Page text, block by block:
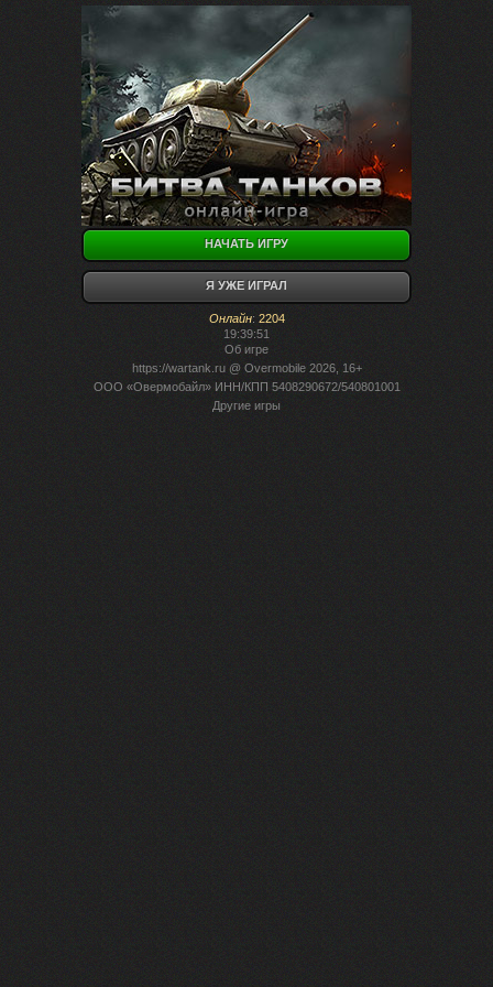
НАЧАТЬ ИГРУ
Я УЖЕ ИГРАЛ
Онлайн: 2204
19:39:51
Об игре
https://wartank.ru@ Overmobile 2026, 16+
ООО «Овермобайл» ИНН/КПП 5408290672/540801001
Другие игры